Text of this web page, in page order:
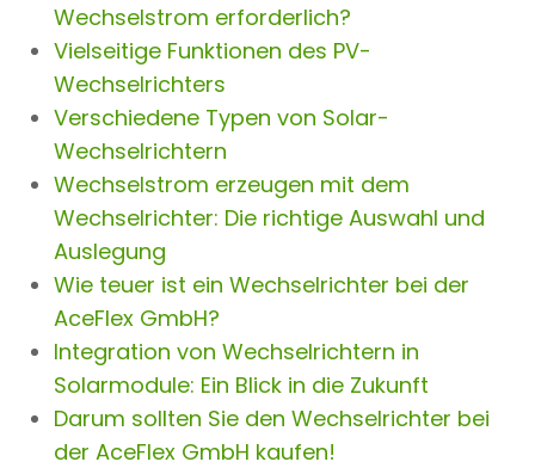
Wechselstrom erforderlich?
Vielseitige Funktionen des PV-
Wechselrichters
Verschiedene Typen von Solar-
Wechselrichtern
Wechselstrom erzeugen mit dem
Wechselrichter: Die richtige Auswahl und
Auslegung
Wie teuer ist ein Wechselrichter bei der
AceFlex GmbH?
Integration von Wechselrichtern in
Solarmodule: Ein Blick in die Zukunft
Darum sollten Sie den Wechselrichter bei
der AceFlex GmbH kaufen!